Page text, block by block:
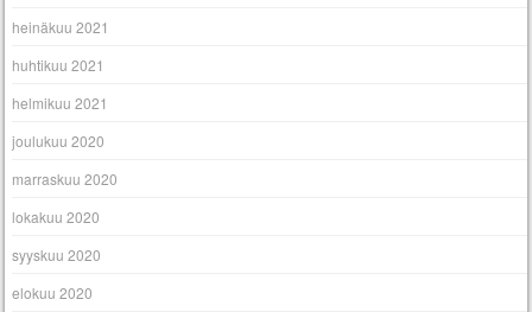
heinäkuu 2021
huhtikuu 2021
helmikuu 2021
joulukuu 2020
marraskuu 2020
lokakuu 2020
syyskuu 2020
elokuu 2020